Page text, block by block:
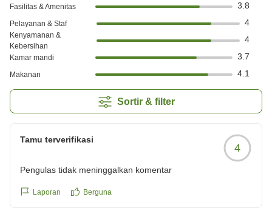
Fasilitas & Amenitas 3.8
Pelayanan & Staf 4
Kenyamanan &
Kebersihan
4
Kamar mandi 3.7
Makanan 4.1
Sortir & filter
Tamu terverifikasi
4
Pengulas tidak meninggalkan komentar
Laporan Berguna